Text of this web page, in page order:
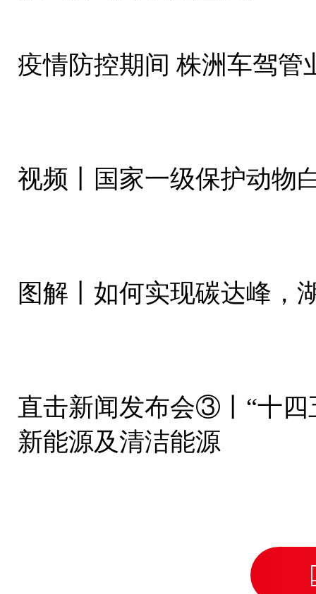
疫情防控期间 株洲车驾管
视频丨国家一级保护动物
图解丨如何实现碳达峰，
直击新闻发布会③丨“十四
新能源及清洁能源